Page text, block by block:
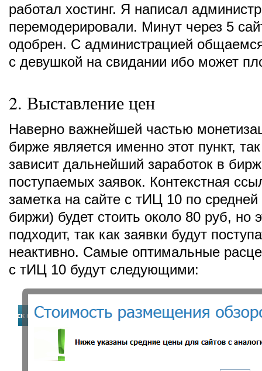
работал хостинг. Я написал
перемодерировали. Минут через 5
одобрен. С администрацией
с девушкой на свидании ибо может
2. Выставление цен
Наверно важнейшей частью
бирже является именно этот пункт,
зависит дальнейший заработок в
поступаемых заявок. Контекстная
заметка на сайте с тИЦ 10 по средней
биржи) будет стоить около 80 руб, но
подходит, так как заявки будут
неактивно. Самые оптимальные
с тИЦ 10 будут следующими: